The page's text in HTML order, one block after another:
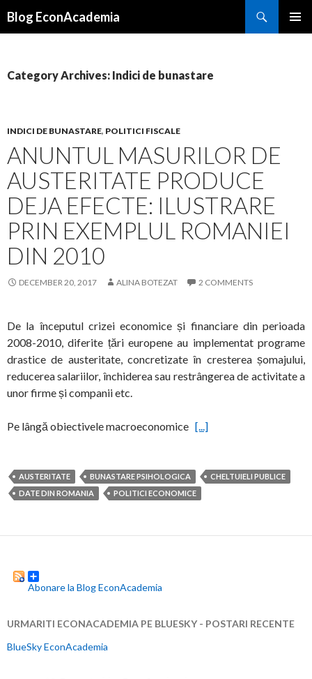
Blog EconAcademia
Category Archives: Indici de bunastare
INDICI DE BUNASTARE, POLITICI FISCALE
ANUNTUL MASURILOR DE
AUSTERITATE PRODUCE
DEJA EFECTE: ILUSTRARE
PRIN EXEMPLUL ROMANIEI
DIN 2010
DECEMBER 20, 2017 ALINA BOTEZAT 2 COMMENTS
De la începutul crizei economice și financiare din perioada
2008-2010, diferite țări europene au implementat programe
drastice de austeritate, concretizate în cresterea șomajului,
reducerea salariilor, închiderea sau restrângerea de activitate a
unor firme și companii etc.
Pe lângă obiectivele macroeconomice [...]
AUSTERITATE BUNASTARE PSIHOLOGICA
CHELTUIELI PUBLICE
DATE DIN ROMANIA
POLITICI ECONOMICE
Abonare la Blog EconAcademia
URMARITI ECONACADEMIA PE BLUESKY - POSTARI RECENTE
BlueSky EconAcademia